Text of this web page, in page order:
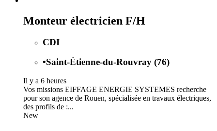
Monteur électricien F/H
CDI
•Saint-Étienne-du-Rouvray (76)
Il y a 6 heures
Vos missions EIFFAGE ENERGIE SYSTEMES recherche
pour son agence de Rouen, spécialisée en travaux électriques,
des profils de :...
New